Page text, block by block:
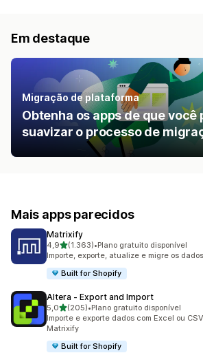
Em destaque
Migração de plataforma
Obtenha os apps de que você
suavizar o processo de
Mais apps parecidos
Matrixify
4,9de 5 estrelas
(1.363)
1363 avaliações ao todo
•Plano gratuito disponível
Importe, exporte, atualize e migre os
Built for Shopify
Altera ‑ Export and Import
5,0de 5 estrelas
(205)
205 avaliações ao todo
•Plano gratuito disponível
Importe e exporte dados com Excel ou
Matrixify
Built for Shopify